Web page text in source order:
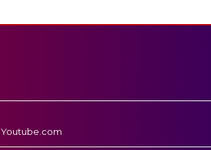
Youtube.com